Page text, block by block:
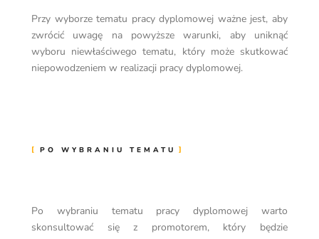
Przy wyborze tematu pracy dyplomowej ważne jest, aby
zwrócić uwagę na powyższe warunki, aby uniknąć
wyboru niewłaściwego tematu, który może skutkować
niepowodzeniem w realizacji pracy dyplomowej.
PO WYBRANIU TEMATU
Po wybraniu tematu pracy dyplomowej warto
skonsultować się z promotorem, który będzie